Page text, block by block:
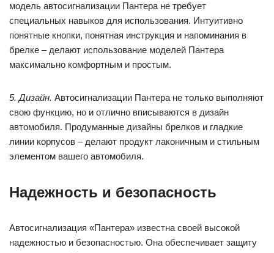
модель автосигнализации Пантера не требует
специальных навыков для использования. Интуитивно
понятные кнопки, понятная инструкция и напоминания в
брелке – делают использование моделей Пантера
максимально комфортным и простым.
5. Дизайн. Автосигнализации Пантера не только выполняют
свою функцию, но и отлично вписываются в дизайн
автомобиля. Продуманные дизайны брелков и гладкие
линии корпусов – делают продукт лаконичным и стильным
элементом вашего автомобиля.
Надежность и безопасность
Автосигнализация «Пантера» известна своей высокой
надежностью и безопасностью. Она обеспечивает защиту